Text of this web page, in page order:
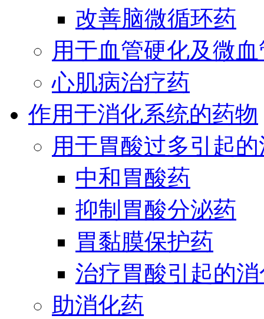
改善脑微循环药
用于血管硬化及微
心肌病治疗药
作用于消化系统的药物
用于胃酸过多引起
中和胃酸药
抑制胃酸分泌药
胃黏膜保护药
治疗胃酸引起的
助消化药